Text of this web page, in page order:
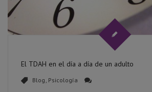
El TDAH en el día a día de un adulto
Blog, Psicología